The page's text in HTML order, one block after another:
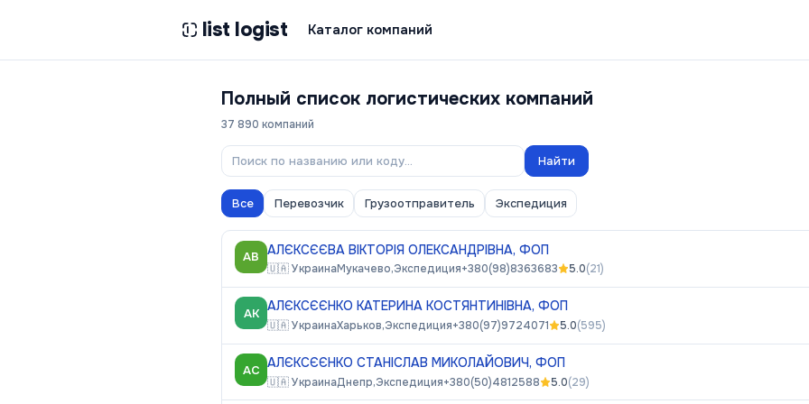
list logist Каталог компаний
Полный список логистических компаний
37 890 компаний
Найти
Все Перевозчик Грузоотправитель Экспедиция
АВ АЛЄКСЄЄВА ВІКТОРІЯ ОЛЕКСАНДРІВНА, ФОП
🇺🇦УкраинаМукачево,Экспедиция+380(98)8363683 5.0(21)
АК АЛЄКСЄЄНКО КАТЕРИНА КОСТЯНТИНІВНА, ФОП
🇺🇦УкраинаХарьков,Экспедиция+380(97)9724071 5.0(595)
АС АЛЄКСЄЄНКО СТАНІСЛАВ МИКОЛАЙОВИЧ, ФОП
🇺🇦УкраинаДнепр,Экспедиция+380(50)4812588 5.0(29)